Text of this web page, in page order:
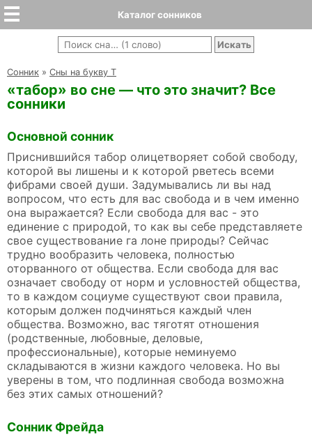
Каталог сонников
Cонник » Сны на букву Т
«табор» во сне — что это значит? Все
сонники
Основной сонник
Приснившийся табор олицетворяет собой свободу,
которой вы лишены и к которой рветесь всеми
фибрами своей души. Задумывались ли вы над
вопросом, что есть для вас свобода и в чем именно
она выражается? Если свобода для вас - это
единение с природой, то как вы себе представляете
свое существование га лоне природы? Сейчас
трудно вообразить человека, полностью
оторванного от общества. Если свобода для вас
означает свободу от норм и условностей общества,
то в каждом социуме существуют свои правила,
которым должен подчиняться каждый член
общества. Возможно, вас тяготят отношения
(родственные, любовные, деловые,
профессиональные), которые неминуемо
складываются в жизни каждого человека. Но вы
уверены в том, что подлинная свобода возможна
без этих самых отношений?
Сонник Фрейда